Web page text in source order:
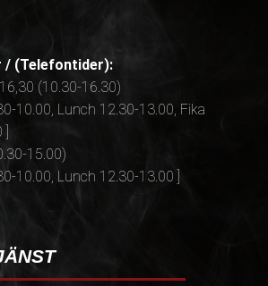
/ (Telefontider):
(10.30-16.30)
10.00, Lunch 12.30-13.00, Fika
15.00)
10.00, Lunch 12.30-13.00 ]